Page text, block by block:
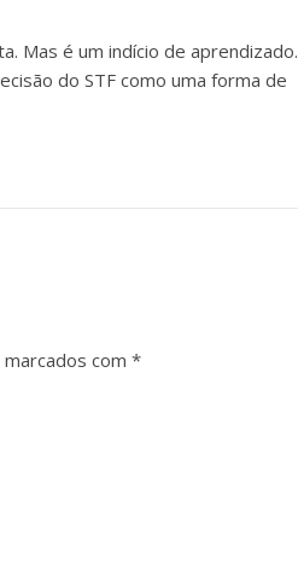
Mas é um indício de aprendizado.
do STF como uma forma de
com *